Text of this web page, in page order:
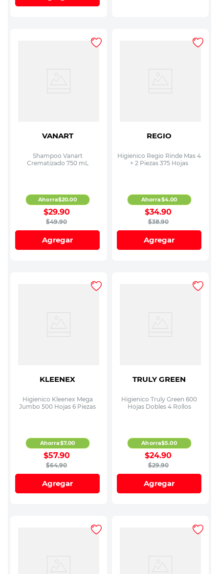
VANART
Shampoo Vanart
Crematizado 750 mL
$49.90
$29.90
Ahorra$20.00
Agregar
REGIO
Higienico Regio Rinde Mas 4
+ 2 Piezas 375 Hojas
$38.90
$34.90
Ahorra$4.00
Agregar
KLEENEX
Higienico Kleenex Mega
Jumbo 500 Hojas 6 Piezas
$64.90
$57.90
Ahorra$7.00
Agregar
TRULY GREEN
Higienico Truly Green 600
Hojas Dobles 4 Rollos
$29.90
$24.90
Ahorra$5.00
Agregar